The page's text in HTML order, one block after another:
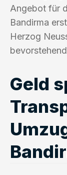
Angebot für
Bandirma
Herzog
Geld